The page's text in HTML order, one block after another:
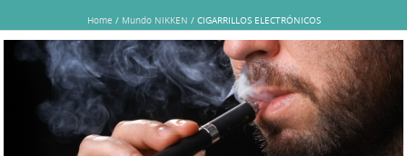
Home / Mundo NIKKEN /CIGARRILLOS ELECTRÓNICOS